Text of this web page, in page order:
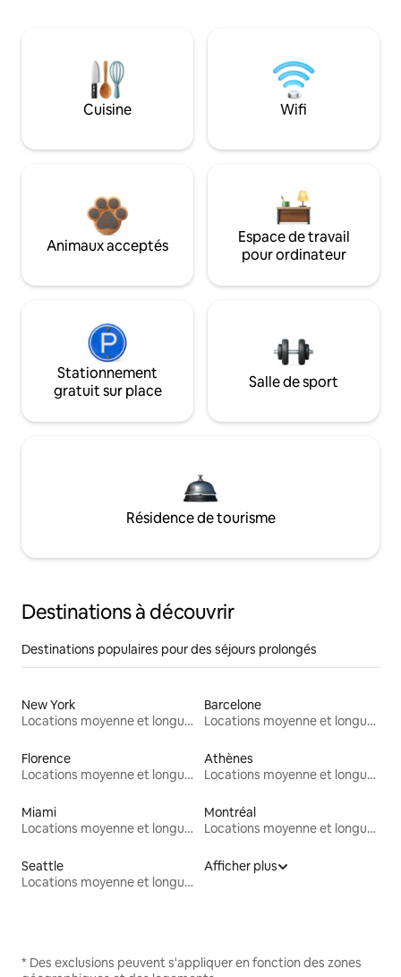
Cuisine Wifi
Animaux acceptés
Espace de travail
pour ordinateur
Stationnement
gratuit sur place
Salle de sport
Résidence de tourisme
Destinations à découvrir
Destinations populaires pour des séjours prolongés
New York
Locations moyenne et longue durée
Barcelone
Locations moyenne et longue durée
Florence
Locations moyenne et longue durée
Athènes
Locations moyenne et longue durée
Miami
Locations moyenne et longue durée
Montréal
Locations moyenne et longue durée
Seattle
Locations moyenne et longue durée
Afficher plus
* Des exclusions peuvent s'appliquer en fonction des zones